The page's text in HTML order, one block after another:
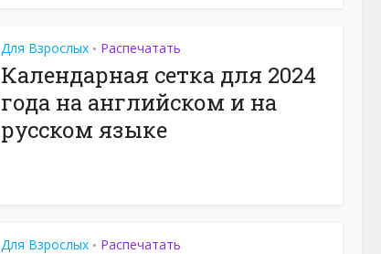
Для Взрослых • Распечатать
Календарная сетка для 2024
года на английском и на
русском языке
Для Взрослых • Распечатать